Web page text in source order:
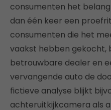
consumenten het
dan één keer een
consumenten die het
vaakst hebben gekocht,
betrouwbare dealer en
vervangende auto de
fictieve analyse blijkt
achteruitkijkcamera als